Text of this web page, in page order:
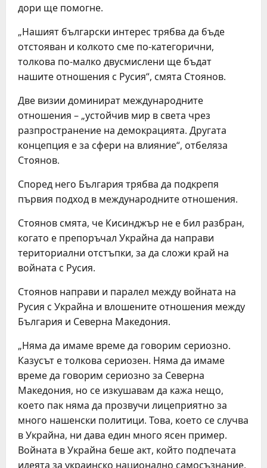
дори ще помогне.
„Нашият български интерес трябва да бъде
отстояван и колкото сме по-категорични,
толкова по-малко двусмислени ще бъдат
нашите отношения с Русия“, смята Стоянов.
Две визии доминират международните
отношения – „устойчив мир в света чрез
разпространение на демокрацията. Другата
концепция е за сфери на влияние“, отбеляза
Стоянов.
Според него България трябва да подкрепя
първия подход в международните отношения.
Стоянов смята, че Кисинджър не е бил разбран,
когато е препоръчал Украйна да направи
териториални отстъпки, за да сложи край на
войната с Русия.
Стоянов направи и паралел между войната на
Русия с Украйна и влошените отношения между
България и Северна Македония.
„Няма да имаме време да говорим сериозно.
Казусът е толкова сериозен. Няма да имаме
време да говорим сериозно за Северна
Македония, но се изкушавам да кажа нещо,
което пак няма да прозвучи лицеприятно за
много нашенски политици. Това, което се случва
в Украйна, ни дава един много ясен пример.
Войната в Украйна беше акт, който подпечата
идеята за украинско национално самосъзнание.